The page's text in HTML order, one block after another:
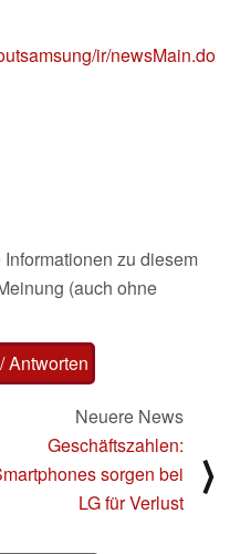
ir/newsMain.do
zu diesem
(auch ohne
Antworten
Neuere News
Geschäftszahlen:
sorgen bei
LG für Verlust
⟩